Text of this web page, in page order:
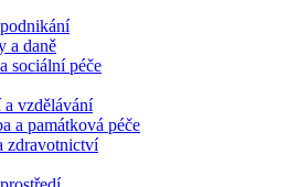
a daně
sociální péče
a vzdělávání
a památková péče
zdravotnictví